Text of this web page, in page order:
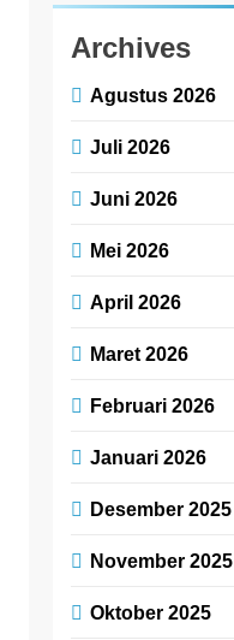
Archives
Agustus 2026
Juli 2026
Juni 2026
Mei 2026
April 2026
Maret 2026
Februari 2026
Januari 2026
Desember 2025
November 2025
Oktober 2025